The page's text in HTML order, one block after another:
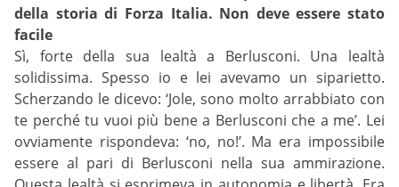
della storia di Forza Italia. Non deve essere stato
facile
Sì, forte della sua lealtà a Berlusconi. Una lealtà
solidissima. Spesso io e lei avevamo un siparietto.
Scherzando le dicevo: ‘Jole, sono molto arrabbiato con
te perché tu vuoi più bene a Berlusconi che a me’. Lei
ovviamente rispondeva: ‘no, no!’. Ma era impossibile
essere al pari di Berlusconi nella sua ammirazione.